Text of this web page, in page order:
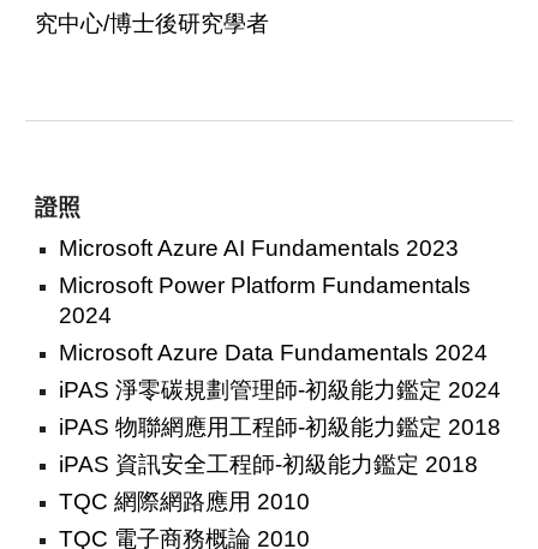
究中心/博士後研究學者
證照
Microsoft Azure AI Fundamentals 2023
Microsoft Power Platform Fundamentals
2024
Microsoft Azure Data Fundamentals 2024
iPAS 淨零碳規劃管理師-初級能力鑑定 2024
iPAS 物聯網應用工程師-初級能力鑑定 2018
iPAS 資訊安全工程師-初級能力鑑定 2018
TQC 網際網路應用 2010
TQC 電子商務概論 2010